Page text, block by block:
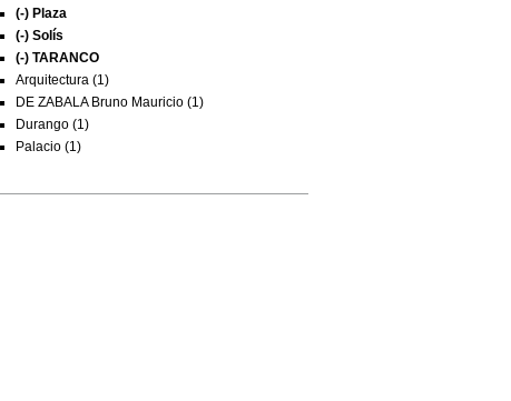
(-) Plaza
(-) Solís
(-) TARANCO
Arquitectura (1)
DE ZABALA Bruno Mauricio (1)
Durango (1)
Palacio (1)